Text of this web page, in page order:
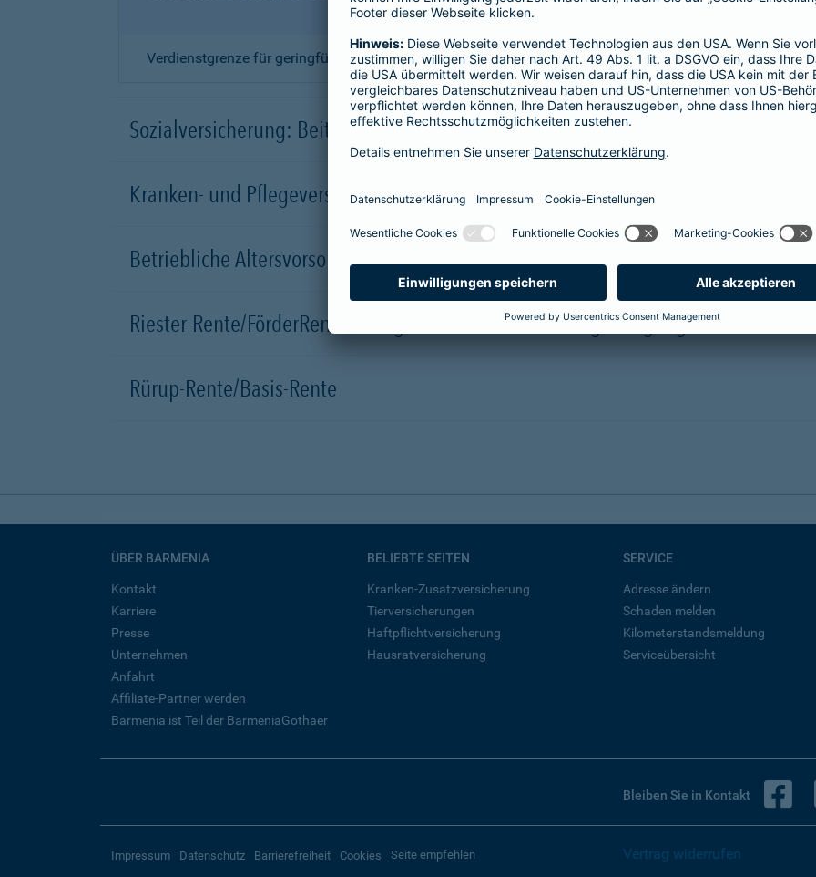
Verdienstgrenze für geringfügige Beschäftigung
Sozialversicherung: Beitragssätze
Kranken- und Pflegeversicherung
Betriebliche Altersvorsorge (bAV)
Riester-Rente/FörderRente: Zulagen und steuerliche Vergünstigungen
Rürup-Rente/Basis-Rente
ÜBER BARMENIA
Kontakt
Karriere
Presse
Unternehmen
Anfahrt
Affiliate-Partner werden
Barmenia ist Teil der BarmeniaGothaer
BELIEBTE SEITEN
Kranken-Zusatzversicherung
Tierversicherungen
Haftpflichtversicherung
Hausratversicherung
SERVICE
Adresse ändern
Schaden melden
Kilometerstandsmeldung
Serviceübersicht
Bleiben Sie in Kontakt
Impressum Datenschutz Barrierefreiheit Cookies Seite empfehlen Vertrag widerrufen